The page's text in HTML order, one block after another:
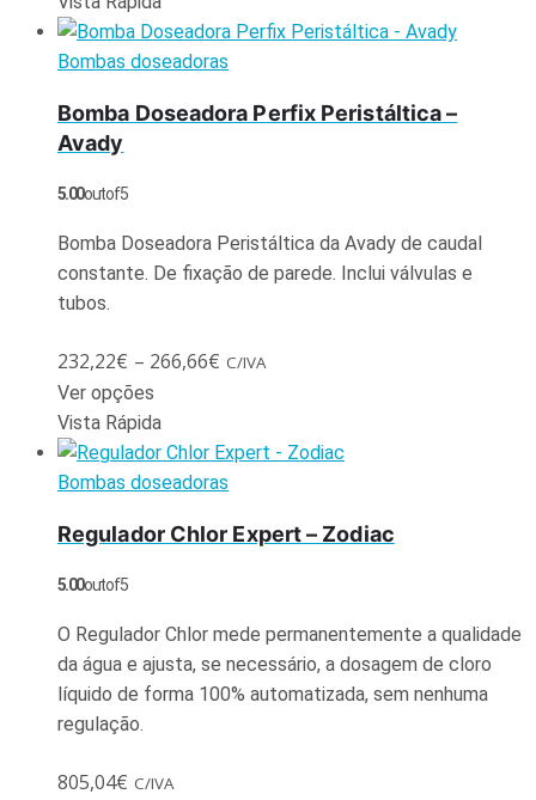
Bombas doseadoras
Bomba Doseadora Perfix Peristáltica –
Avady
5.00out of 5
Bomba Doseadora Peristáltica da Avady de caudal
constante. De fixação de parede. Inclui válvulas e
tubos.
232,22€ – 266,66€ C/IVA
Ver opções
Vista Rápida
Bombas doseadoras
Regulador Chlor Expert – Zodiac
5.00out of 5
O Regulador Chlor mede permanentemente a qualidade
da água e ajusta, se necessário, a dosagem de cloro
líquido de forma 100% automatizada, sem nenhuma
regulação.
805,04€ C/IVA